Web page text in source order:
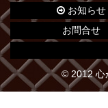
お知らせ
お問合せ
© 2012 心